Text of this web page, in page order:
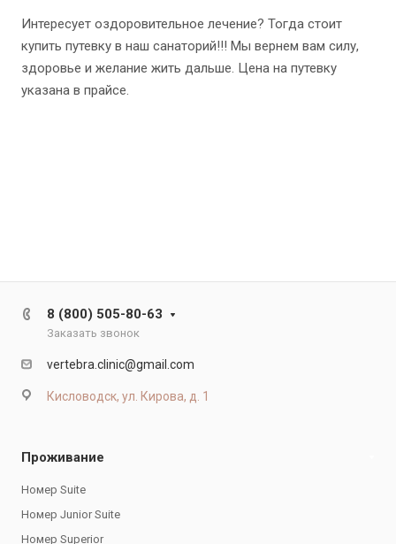
Интересует оздоровительное лечение? Тогда стоит
купить путевку в наш санаторий!!! Мы вернем вам силу,
здоровье и желание жить дальше. Цена на путевку
указана в прайсе.
8 (800) 505-80-63
Заказать звонок
vertebra.clinic@gmail.com
Кисловодск, ул. Кирова, д. 1
Проживание
Номер Suite
Номер Junior Suite
Номер Superior